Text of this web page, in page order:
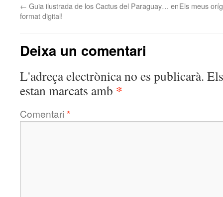
← Guia ilustrada de los Cactus del Paraguay… en
format digital!
Els meus
Deixa un comentari
L'adreça electrònica no es publicarà.
estan marcats amb *
Comentari *